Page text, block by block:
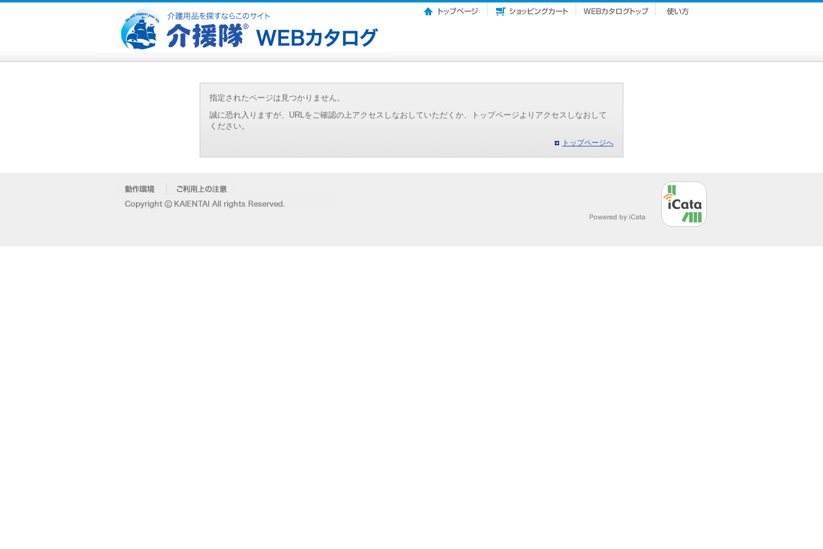
指定されたページは見つかりません。
誠に恐れ入りますが、URLをご確認の上アクセスしなおしていただくか、トップページよりアクセスしなおして
ください。
トップページへ